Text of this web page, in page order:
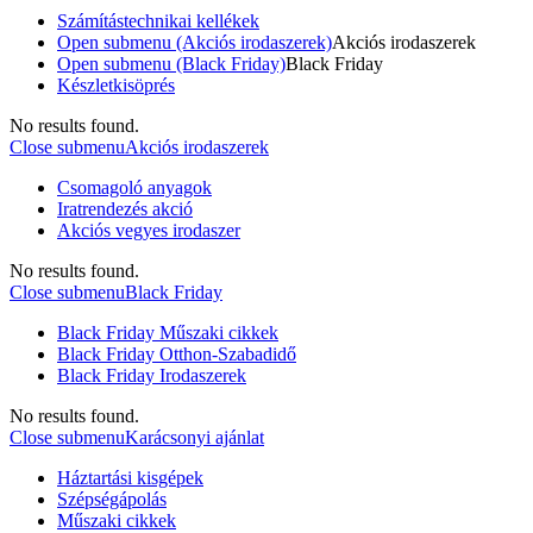
Számítástechnikai kellékek
Open submenu (Akciós irodaszerek)Akciós irodaszerek
Open submenu (Black Friday)Black Friday
Készletkisöprés
No results found.
Close submenuAkciós irodaszerek
Csomagoló anyagok
Iratrendezés akció
Akciós vegyes irodaszer
No results found.
Close submenuBlack Friday
Black Friday Műszaki cikkek
Black Friday Otthon-Szabadidő
Black Friday Irodaszerek
No results found.
Close submenuKarácsonyi ajánlat
Háztartási kisgépek
Szépségápolás
Műszaki cikkek